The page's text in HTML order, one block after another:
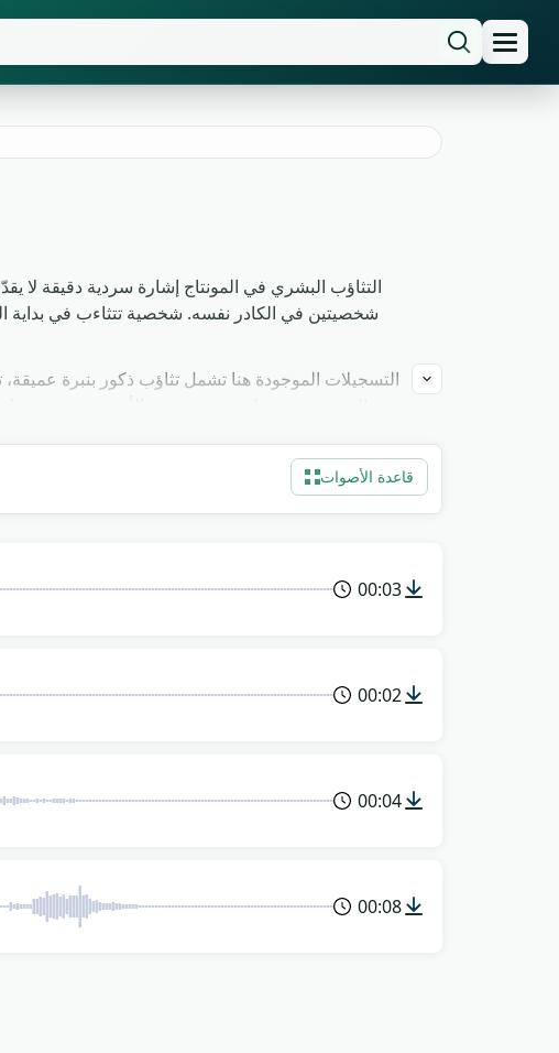
التثاؤب البشري في المونتاج إشارة سردية دقيقة لا
شخصيتين في الكادر نفسه. شخصية تتثاءب في بداية
التسجيلات الموجودة هنا تشمل تثاؤب ذكور بنبرة
قاعدة الأصوات
00:03
00:02
00:04
00:08